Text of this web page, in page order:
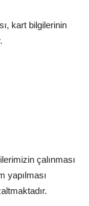
kart bilgilerinin
çalınması
yapılması